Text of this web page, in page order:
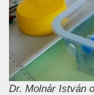
Dr. Molnár István